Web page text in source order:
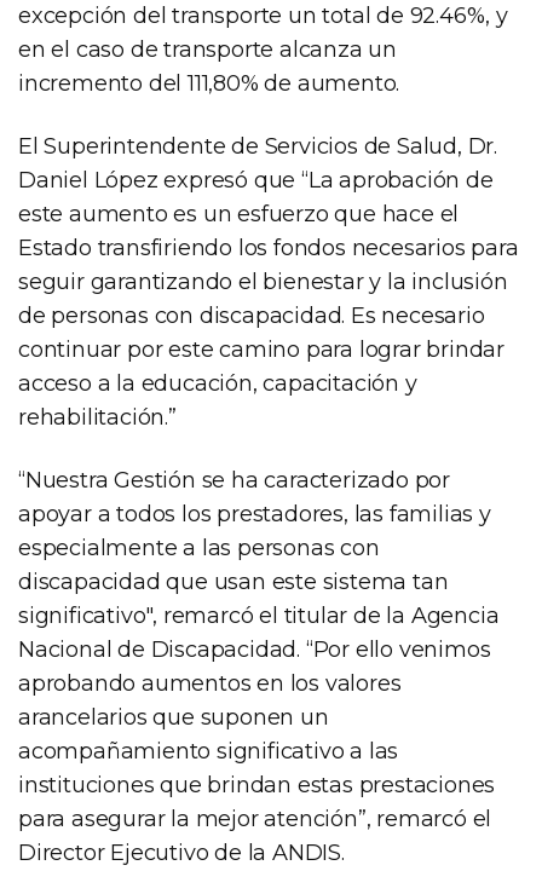
excepción del transporte un total de 92.46%, y
en el caso de transporte alcanza un
incremento del 111,80% de aumento.
El Superintendente de Servicios de Salud, Dr.
Daniel López expresó que “La aprobación de
este aumento es un esfuerzo que hace el
Estado transfiriendo los fondos necesarios para
seguir garantizando el bienestar y la inclusión
de personas con discapacidad. Es necesario
continuar por este camino para lograr brindar
acceso a la educación, capacitación y
rehabilitación.”
“Nuestra Gestión se ha caracterizado por
apoyar a todos los prestadores, las familias y
especialmente a las personas con
discapacidad que usan este sistema tan
significativo", remarcó el titular de la Agencia
Nacional de Discapacidad. “Por ello venimos
aprobando aumentos en los valores
arancelarios que suponen un
acompañamiento significativo a las
instituciones que brindan estas prestaciones
para asegurar la mejor atención”, remarcó el
Director Ejecutivo de la ANDIS.